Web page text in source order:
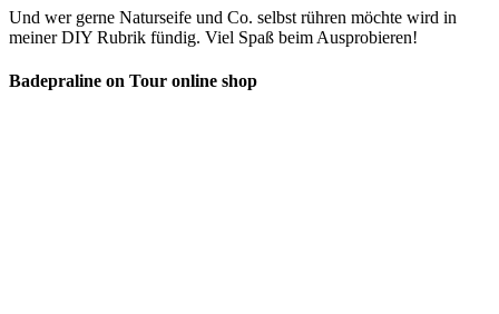
Und wer gerne Naturseife und Co. selbst rühren möchte wird in
meiner DIY Rubrik fündig. Viel Spaß beim Ausprobieren!
Badepraline on Tour online shop